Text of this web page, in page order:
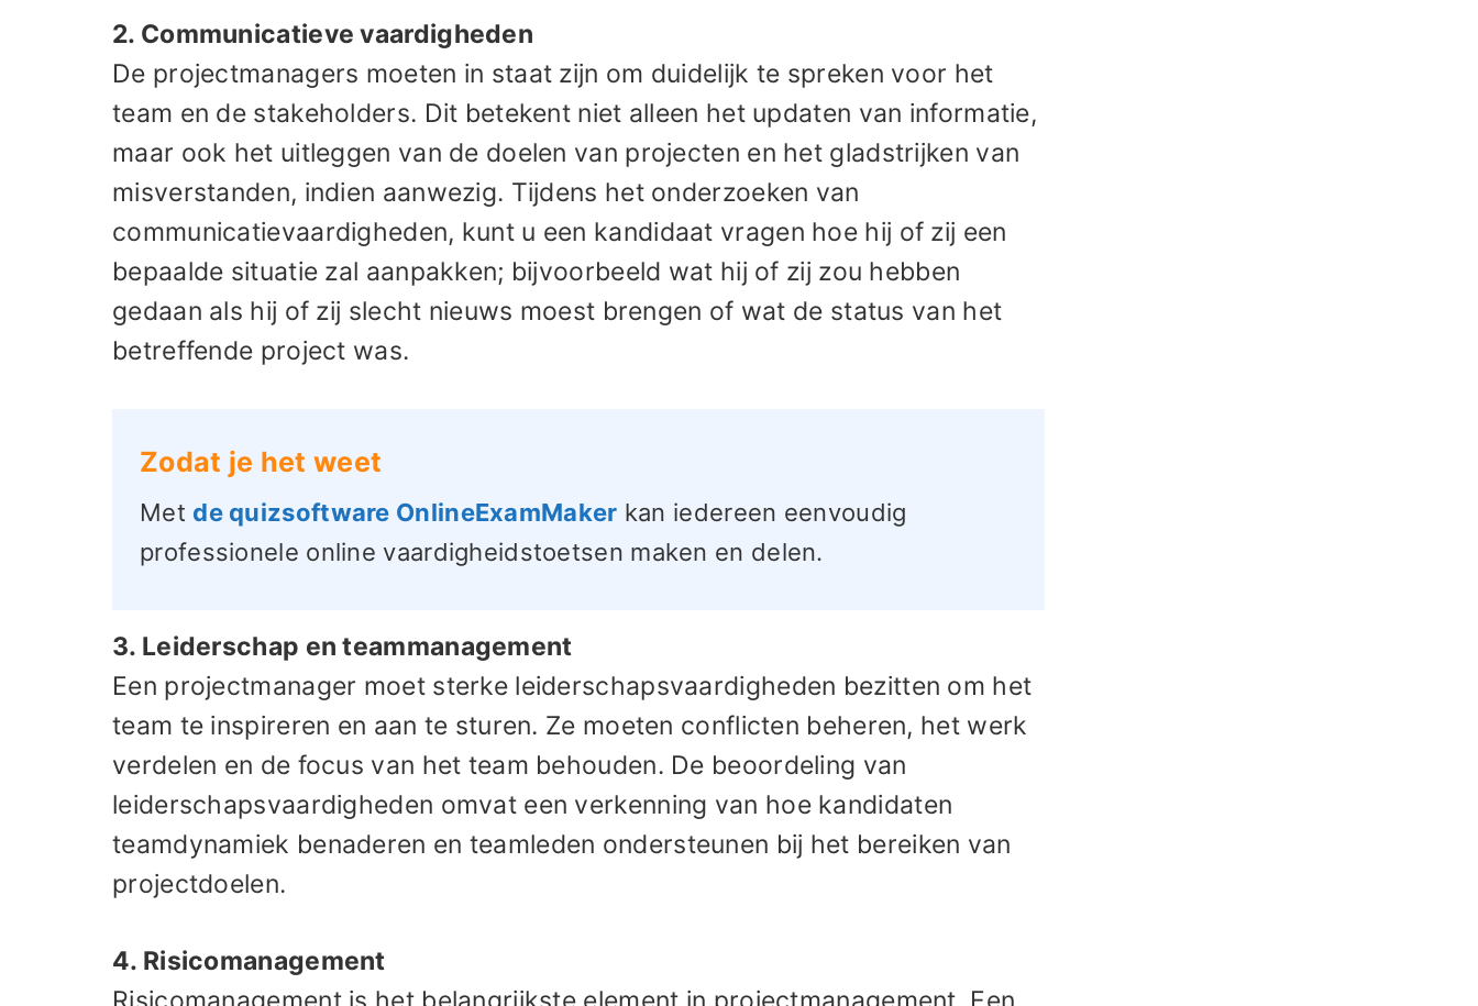
2. Communicatieve vaardigheden
De projectmanagers moeten in staat zijn om duidelijk te spreken voor het
team en de stakeholders. Dit betekent niet alleen het updaten van informatie,
maar ook het uitleggen van de doelen van projecten en het gladstrijken van
misverstanden, indien aanwezig. Tijdens het onderzoeken van
communicatievaardigheden, kunt u een kandidaat vragen hoe hij of zij een
bepaalde situatie zal aanpakken; bijvoorbeeld wat hij of zij zou hebben
gedaan als hij of zij slecht nieuws moest brengen of wat de status van het
betreffende project was.
Zodat je het weet
Met de quizsoftware OnlineExamMaker kan iedereen eenvoudig
professionele online vaardigheidstoetsen maken en delen.
3. Leiderschap en teammanagement
Een projectmanager moet sterke leiderschapsvaardigheden bezitten om het
team te inspireren en aan te sturen. Ze moeten conflicten beheren, het werk
verdelen en de focus van het team behouden. De beoordeling van
leiderschapsvaardigheden omvat een verkenning van hoe kandidaten
teamdynamiek benaderen en teamleden ondersteunen bij het bereiken van
projectdoelen.
4. Risicomanagement